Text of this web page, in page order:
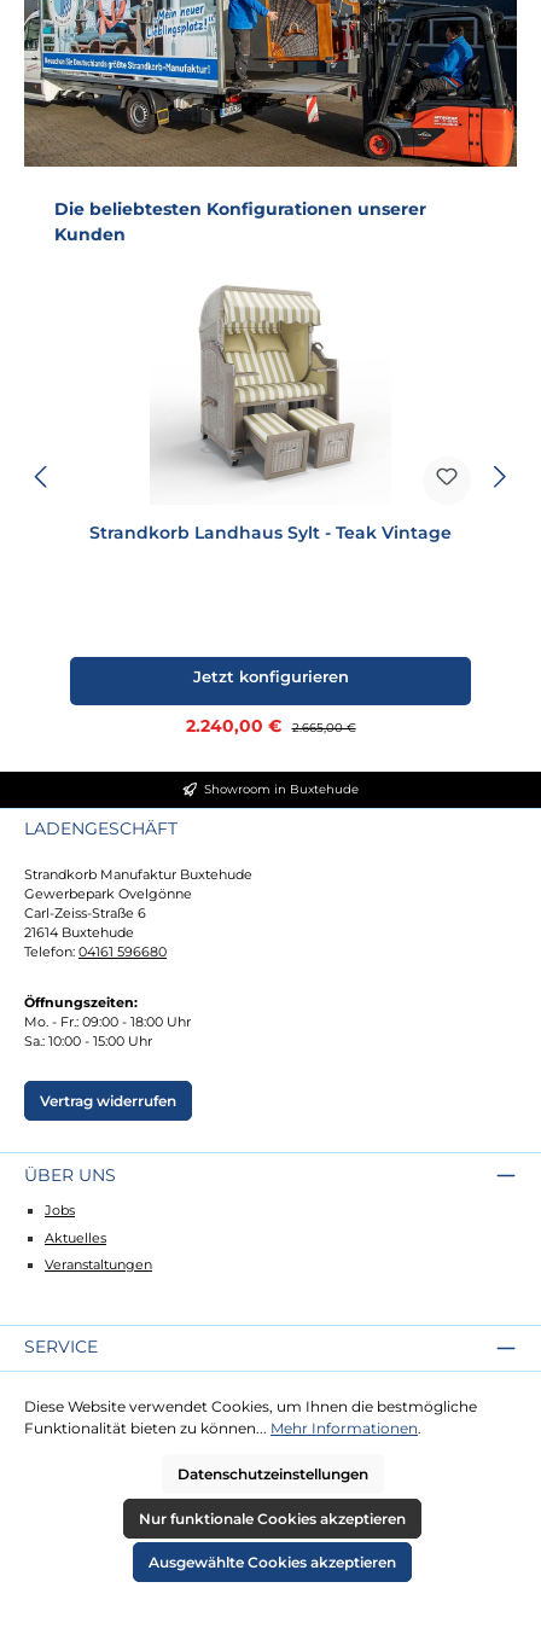
Produktgalerie überspringen
Die beliebtesten Konfigurationen unserer
Kunden
Strandkorb Landhaus Sylt - Teak Vintage
Verkaufspreis:
2.240,00 € Regulärer Preis:
2.665,00 €
Jetzt konfigurieren
Showroom in Buxtehude
LADENGESCHÄFT
Strandkorb Manufaktur Buxtehude
Gewerbepark Ovelgönne
Carl-Zeiss-Straße 6
21614 Buxtehude
Telefon: 04161 596680
Öffnungszeiten:
Mo. - Fr.: 09:00 - 18:00 Uhr
Sa.: 10:00 - 15:00 Uhr
Vertrag widerrufen
ÜBER UNS
Jobs
Aktuelles
Veranstaltungen
SERVICE
Lieferung
Zahlung
RECHTLICHES
Diese Website verwendet Cookies, um Ihnen die bestmögliche
Funktionalität bieten zu können... Mehr Informationen.
Datenschutzeinstellungen
Nur funktionale Cookies akzeptieren
Ausgewählte Cookies akzeptieren